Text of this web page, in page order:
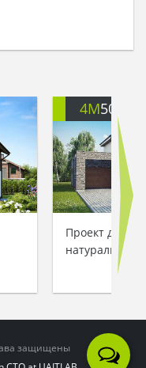
4M503
Проект
натуральным
защищены